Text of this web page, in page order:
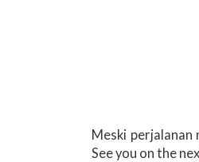
Meski perjalanan
See you on the